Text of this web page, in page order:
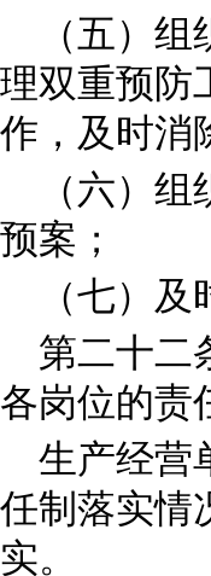
（五）
理双重预防
作，及时消
（六）
预案；
（七）
第二十二
各岗位的责
生产经营
任制落实情
实。